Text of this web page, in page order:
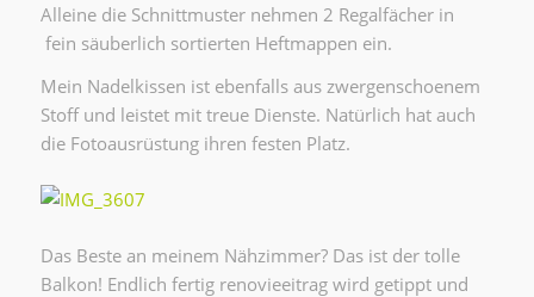
Alleine die Schnittmuster nehmen 2 Regalfächer in
fein säuberlich sortierten Heftmappen ein.
Mein Nadelkissen ist ebenfalls aus zwergenschoenem
Stoff und leistet mit treue Dienste. Natürlich hat auch
die Fotoausrüstung ihren festen Platz.
Das Beste an meinem Nähzimmer? Das ist der tolle
Balkon! Endlich fertig renovieeitrag wird getippt und